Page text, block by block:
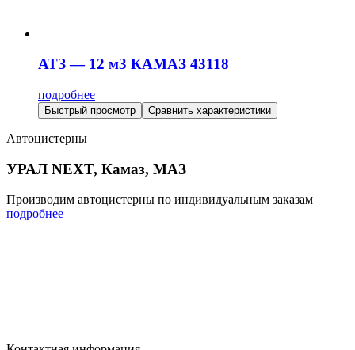
АТЗ — 12 м3 КАМАЗ 43118
подробнее
Быстрый просмотр Сравнить характеристики
Автоцистерны
УРАЛ NEXT, Камаз, МАЗ
Производим автоцистерны по индивидуальным заказам
подробнее